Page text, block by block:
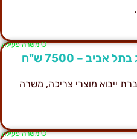
Ο משרה פעילה
– 7500 ש"ח
ייבוא מוצרי צריכה, משרה
Ο משרה פעילה